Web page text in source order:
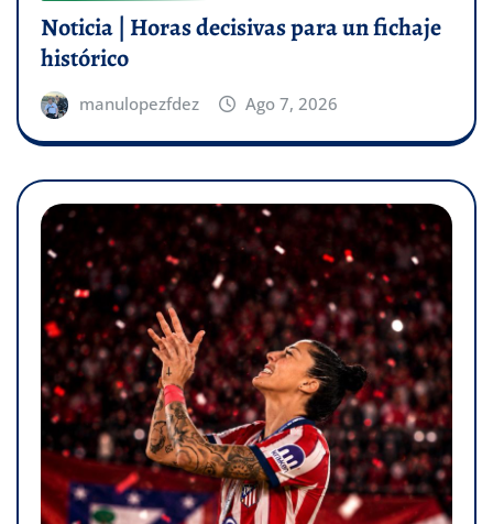
Noticia | Horas decisivas para un fichaje
histórico
manulopezfdez Ago 7, 2026